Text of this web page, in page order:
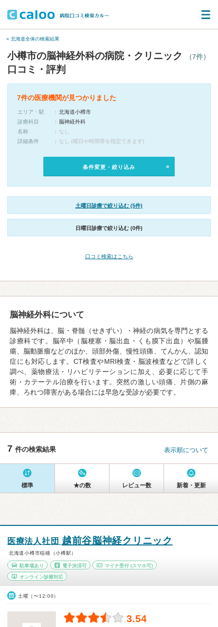
« 北海道全体の検索結果
小樽市の脳神経外科の病院・クリニック （7件）
口コミ・評判
7件の医療機関が見つかりました
エリア・駅
北海道小樽市
診療科目
脳神経外科
名称
なし
詳細条件
なし (曜日や時間帯を指定できます)
条件変更・絞り込み
土曜日診療で絞り込む (5件)
日曜日診療で絞り込む (0件)
口コミ検索はこちら
脳神経外科について
脳神経外科は、脳・脊髄（せきずい）・神経の病気を専門とする
診療科です。脳卒中（脳梗塞・脳出血・くも膜下出血）や脳腫
瘍、脳動脈瘤などのほか、頭部外傷、慢性頭痛、てんかん、認知
症にも対応します。CT検査やMRI検査・脳波検査などで詳しく
調べ、薬物療法・リハビリテーションに加え、必要に応じて手
術・カテーテル治療を行います。突然の激しい頭痛、片側の麻
痺、ろれつ障害がある場合には早急な受診が必要です。
7 件の検索結果 表示順について
標準 ★の数 レビュー数 新着・更新
医療法人社団 越前谷脳神経クリニック
北海道小樽市稲穂（小樽駅）
駐車場あり 電子決済可 マイナ受付 (スマホ可)
オンライン診療対応
土曜（〜12:00）
3.54